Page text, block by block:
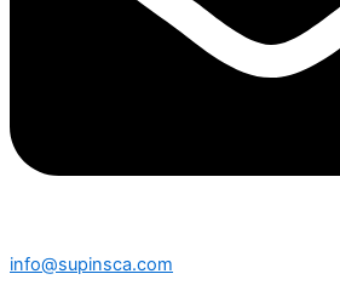
info@supinsca.com